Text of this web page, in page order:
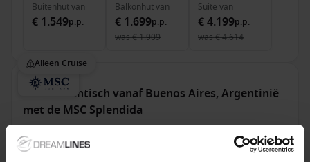
Buitenhutvan
€ 1.549p.p.
Balkonhutvan
€ 1.699p.p.
was€ 1.909
Suite van
€ 4.199p.p.
was€ 4.614
Alleen Cruise
trans-Atlantisch vanaf Buenos Aires, Argentinië
met de MSC Splendida
Van Buenos Aires Naar Civitavecchia (Rome)